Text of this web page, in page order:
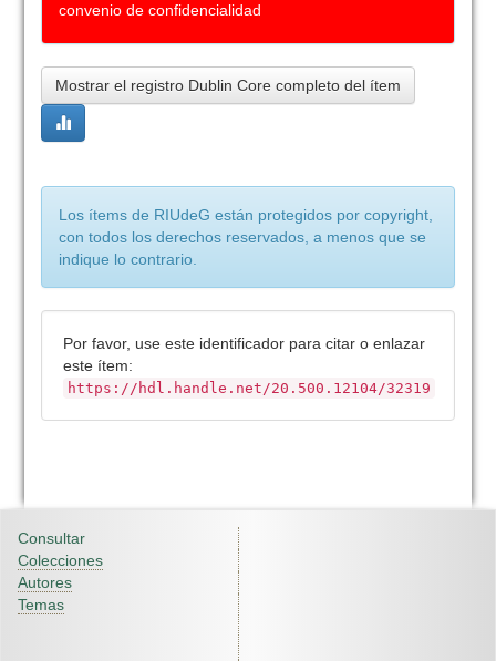
convenio de confidencialidad
Mostrar el registro Dublin Core completo del ítem
Los ítems de RIUdeG están protegidos por copyright,
con todos los derechos reservados, a menos que se
indique lo contrario.
Por favor, use este identificador para citar o enlazar
este ítem:
https://hdl.handle.net/20.500.12104/32319
Consultar
Colecciones
Autores
Temas